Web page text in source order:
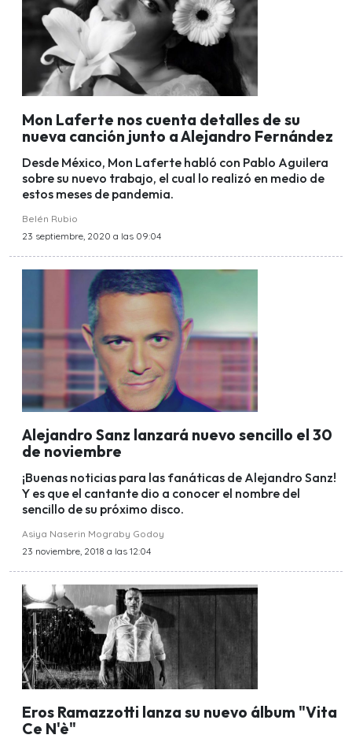
Mon Laferte nos cuenta detalles de su
nueva canción junto a Alejandro Fernández
Desde México, Mon Laferte habló con Pablo Aguilera
sobre su nuevo trabajo, el cual lo realizó en medio de
estos meses de pandemia.
Belén Rubio
23 septiembre, 2020 a las 09:04
Alejandro Sanz lanzará nuevo sencillo el 30
de noviembre
¡Buenas noticias para las fanáticas de Alejandro Sanz!
Y es que el cantante dio a conocer el nombre del
sencillo de su próximo disco.
Asiya Naserin Mograby Godoy
23 noviembre, 2018 a las 12:04
Eros Ramazzotti lanza su nuevo álbum "Vita
Ce N'è"